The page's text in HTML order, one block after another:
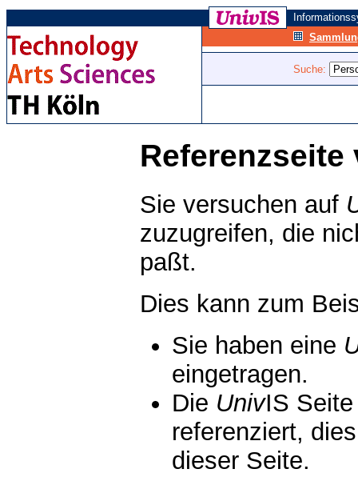
Suche:
Referenzseite
Sie versuchen auf
zuzugreifen, die
paßt.
Dies kann zum
Sie haben eine
eingetragen.
Die UnivIS
referenziert,
dieser Seite.